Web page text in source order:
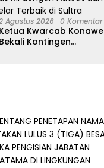
Agustus 2026 0 Komentar
Ketua Kwarcab Konawe
Bekali Kontingen